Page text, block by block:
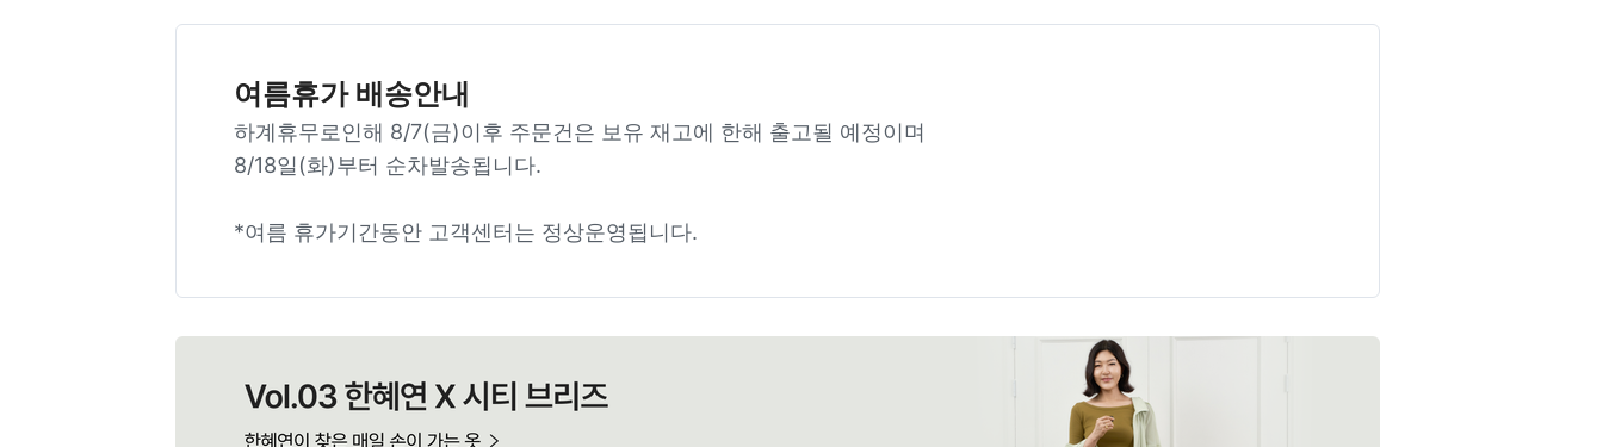
여름휴가 배송안내
하계휴무로인해 8/7(금)이후 주문건은 보유 재고에 한해 출고될 예정이며
8/18일(화)부터 순차발송됩니다.
*여름 휴가기간동안 고객센터는 정상운영됩니다.